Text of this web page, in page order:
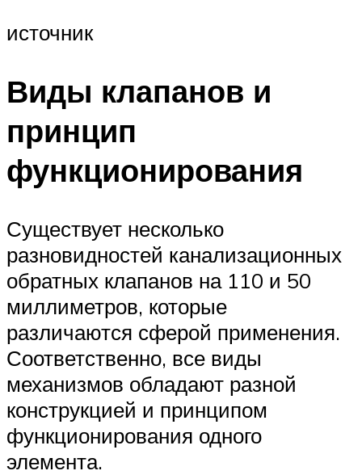
источник
Виды клапанов и
принцип
функционирования
Существует несколько
разновидностей канализационных
обратных клапанов на 110 и 50
миллиметров, которые
различаются сферой применения.
Соответственно, все виды
механизмов обладают разной
конструкцией и принципом
функционирования одного
элемента.